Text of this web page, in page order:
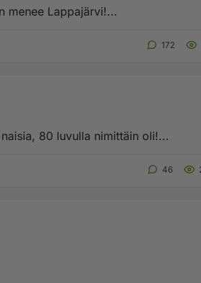
menee Lappajärvi!...
172
80 luvulla nimittäin oli!...
46